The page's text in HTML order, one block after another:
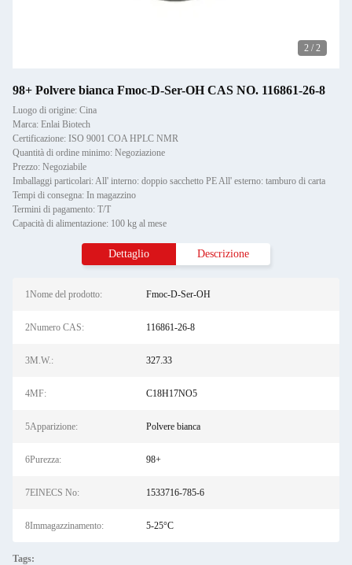
2 / 2
98+ Polvere bianca Fmoc-D-Ser-OH CAS NO. 116861-26-8
Luogo di origine: Cina
Marca: Enlai Biotech
Certificazione: ISO 9001 COA HPLC NMR
Quantità di ordine minimo: Negoziazione
Prezzo: Negoziabile
Imballaggi particolari: All' interno: doppio sacchetto PE All' esterno: tamburo di carta
Tempi di consegna: In magazzino
Termini di pagamento: T/T
Capacità di alimentazione: 100 kg al mese
Dettaglio Descrizione
1Nome del prodotto: Fmoc-D-Ser-OH
2Numero CAS: 116861-26-8
3M.W.: 327.33
4MF: C18H17NO5
5Apparizione: Polvere bianca
6Purezza: 98+
7EINECS No: 1533716-785-6
8Immagazzinamento: 5-25°C
Tags: